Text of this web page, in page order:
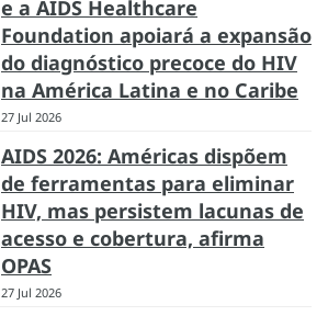
e a AIDS Healthcare
Foundation apoiará a expansão
do diagnóstico precoce do HIV
na América Latina e no Caribe
27 Jul 2026
AIDS 2026: Américas dispõem
de ferramentas para eliminar
HIV, mas persistem lacunas de
acesso e cobertura, afirma
OPAS
27 Jul 2026